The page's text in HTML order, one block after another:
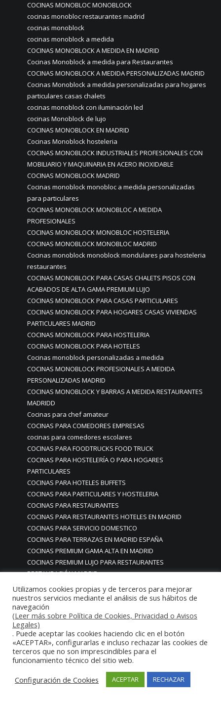
COCINAS MONOBLOC MONOBLOCK
cocinas monobloc restaurantes madrid
cocinas monoblock
cocinas monoblock a medida
COCINAS MONOBLOCK A MEDIDA EN MADRID
Cocinas Monoblock a medida para Restaurantes
COCINAS MONOBLOCK A MEDIDA PERSONALIZADAS MADRID
Cocinas Monoblock a medida personalizadas para hogares
particulares casas chalets
cocinas monoblock con iluminación led
cocinas Monoblock de lujo
COCINAS MONOBLOCK EN MADRID
Cocinas Monoblock hosteleria
COCINAS MONOBLOCK INDUSTRIALES PROFESIONALES CON
MOBILIARIO Y MAQUINARIA EN ACERO INOXIDABLE
COCINAS MONOBLOCK MADRID
Cocinas monoblock monobloc a medida personalizadas
para particulares
COCINAS MONOBLOCK MONOBLOC A MEDIDA
PROFESIONALES
COCINAS MONOBLOCK MONOBLOC HOSTELERIA
COCINAS MONOBLOCK MONOBLOC MADRID
Cocinas monoblock monoblock mondulares para hosteleria
restaurantes
COCINAS MONOBLOCK PARA CASAS CHALETS PISOS CON
ACABADOS DE ALTA GAMA PREMIUM LUJO
COCINAS MONOBLOCK PARA CASAS PARTICULARES
COCINAS MONOBLOCK PARA HOGARES CASAS VIVIENDAS
PARTICULARES MADRID
COCINAS MONOBLOCK PARA HOSTELERIA
COCINAS MONOBLOCK PARA HOTELES
Cocinas monoblock personalizadas a medida
COCINAS MONOBLOCK PROFESIONALES A MEDIDA
PERSONALIZADAS MADRID
COCINAS MONOBLOCK Y BARRAS A MEDIDA RESTAURANTES
MADRIDD
Cocinas para chef amateur
COCINAS PARA COMEDORES EMPRESAS
cocinas para comedores escolares
COCINAS PARA FOODTRUCKS FOOD TRUCK
COCINAS PARA HOSTELERÍA O PARA HOGARES
PARTICULARES
COCINAS PARA HOTELES BUFFETS
COCINAS PARA PARTICULARES Y HOSTELERIA
COCINAS PARA RESTAURANTES
COCINAS PARA RESTAURANTES HOTELES EN MADRID
COCINAS PARA SERVICIO DOMESTICO
COCINAS PARA TERRAZAS EN MADRID ESPAÑA
COCINAS PREMIUM GAMA ALTA EN MADRID
COCINAS PREMIUM LUJO PARA RESTAURANTES
RESTAURACIÓN MADRID
COCINAS PREMIUM MADRID
COCINAS PREMIUM PROFESIONALES MADRID
COCINAS PROFESIONALES
COCINAS PROFESIONALES • MOBILIARIO • ENCIMERAS •
REVESTIMIENTOS • ESTRUCTURAS • ELEMENTOS
DECORATIVOS ACERO INOXIDABLE
COCINAS PROFESIONALES A MEDIDA PERSONALIZADAS PARA
PARTICULARES
COCINAS PROFESIONALES ACERO INOXIDABLE
COCINAS PROFESIONALES HORECA
Utilizamos cookies propias y de terceros para mejorar
nuestros servicios mediante el análisis de sus hábitos de
navegación
(Leer más sobre Política de Cookies, Privacidad o Avisos
Legales)
. Puede aceptar las cookies haciendo clic en el botón
«ACEPTAR», configurarlas e incluso rechazar las cookies de
terceros que no son imprescindibles para el
funcionamiento técnico del sitio web.
Configuración de Cookies
ACEPTAR RECHAZAR